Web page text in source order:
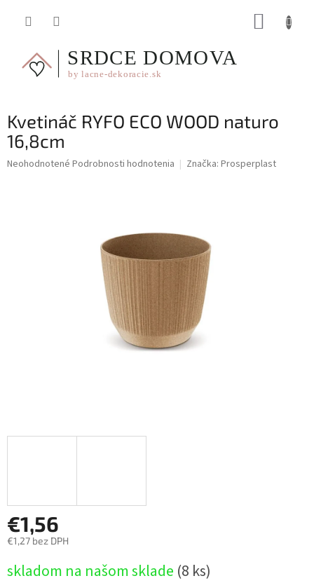
Kvetináč RYFO ECO WOOD naturo
16,8cm
Priemerné
Neohodnotené Podrobnosti hodnotenia Značka: Prosperplast
€1,56
€1,27 bez DPH
cena:
skladom na našom sklade (8 ks)